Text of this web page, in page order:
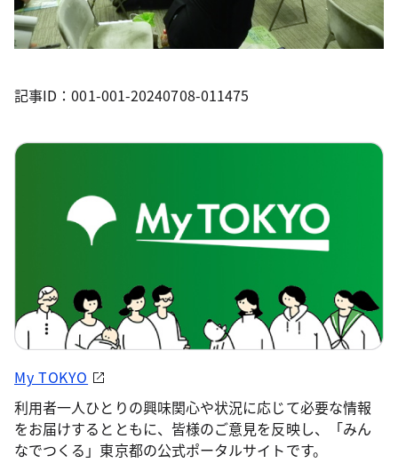
記事ID：001-001-20240708-011475
My TOKYO
利用者一人ひとりの興味関心や状況に応じて必要な情報
をお届けするとともに、皆様のご意見を反映し、「みん
なでつくる」東京都の公式ポータルサイトです。